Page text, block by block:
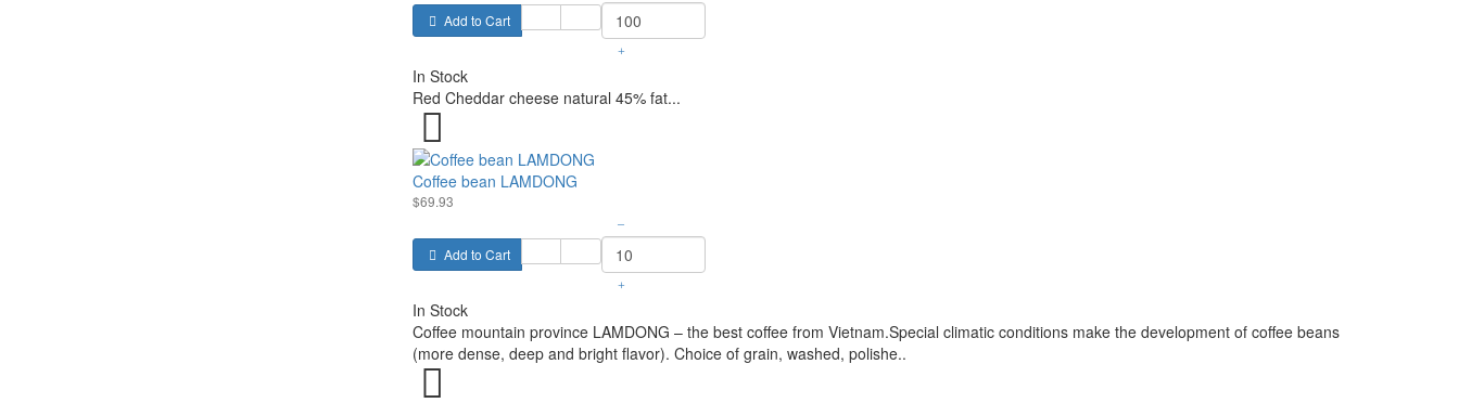
Add to Cart
+
In Stock
Red Cheddar cheese natural 45% fat...
Coffee bean LAMDONG
$69.93
Add to Cart
–
+
In Stock
Coffee mountain province LAMDONG – the best coffee from Vietnam.Special climatic conditions make the development of coffee beans
(more dense, deep and bright flavor). Choice of grain, washed, polishe..